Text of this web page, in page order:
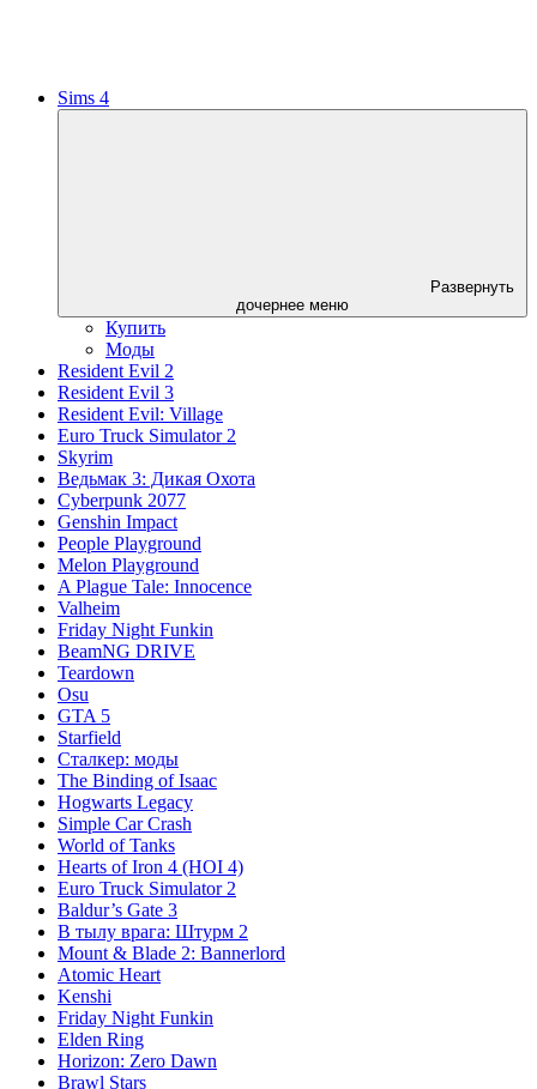
Sims 4
Развернуть
дочернее меню
Купить
Моды
Resident Evil 2
Resident Evil 3
Resident Evil: Village
Euro Truck Simulator 2
Skyrim
Ведьмак 3: Дикая Охота
Cyberpunk 2077
Genshin Impact
People Playground
Melon Playground
A Plague Tale: Innocence
Valheim
Friday Night Funkin
BeamNG DRIVE
Teardown
Osu
GTA 5
Starfield
Сталкер: моды
The Binding of Isaac
Hogwarts Legacy
Simple Car Crash
World of Tanks
Hearts of Iron 4 (HOI 4)
Euro Truck Simulator 2
Baldur’s Gate 3
В тылу врага: Штурм 2
Mount & Blade 2: Bannerlord
Atomic Heart
Kenshi
Friday Night Funkin
Elden Ring
Horizon: Zero Dawn
Brawl Stars